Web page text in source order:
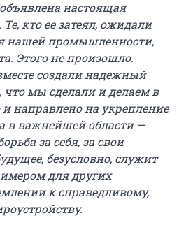
настоящая
кто ее затеял, ожидали
нашей промышленности,
Этого не произошло.
создали надежный
что мы сделали и делаем в
и направлено на укрепление
в важнейшей области —
за себя, за свои
безусловно, служит
для других
к справедливому,